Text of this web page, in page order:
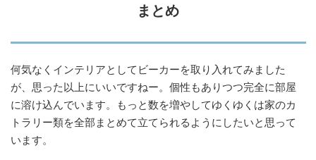
まとめ
何気なくインテリアとしてビーカーを取り入れてみました
が、思った以上にいいですねー。個性もありつつ完全に部屋
に溶け込んでいます。もっと数を増やしてゆくゆくは家のカ
トラリー類を全部まとめて立てられるようにしたいと思って
います。